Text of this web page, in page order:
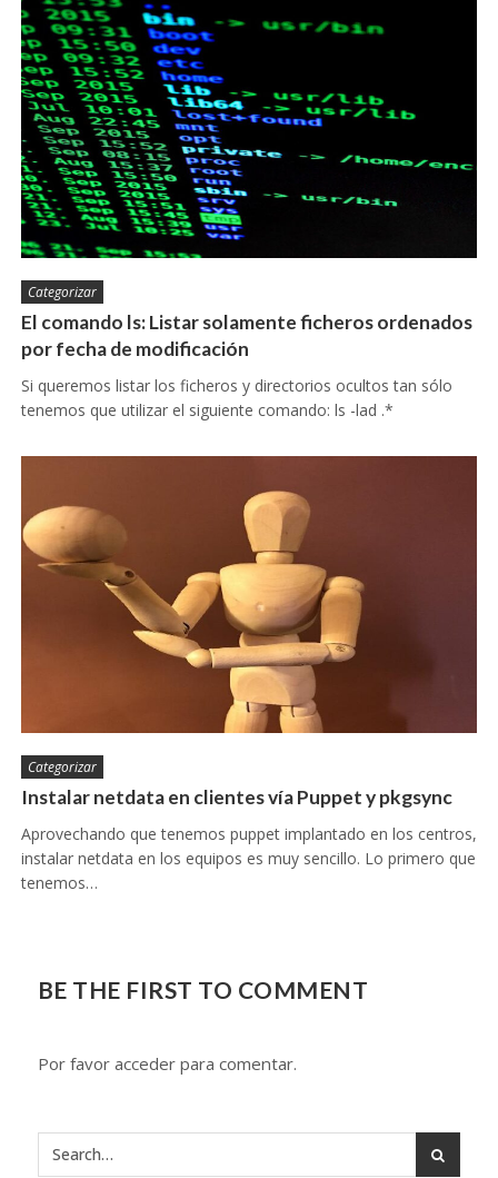
Categorizar
El comando ls: Listar solamente ficheros ordenados
por fecha de modificación
Si queremos listar los ficheros y directorios ocultos tan sólo
tenemos que utilizar el siguiente comando: ls -lad .*
Categorizar
Instalar netdata en clientes vía Puppet y pkgsync
Aprovechando que tenemos puppet implantado en los centros,
instalar netdata en los equipos es muy sencillo. Lo primero que
tenemos…
BE THE FIRST TO COMMENT
Por favor acceder para comentar.